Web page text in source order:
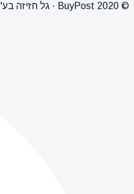
© 2020 BuyPost · גל חזיזה בע"מ ח.פ 516149457. כל הזכויות שמורות.